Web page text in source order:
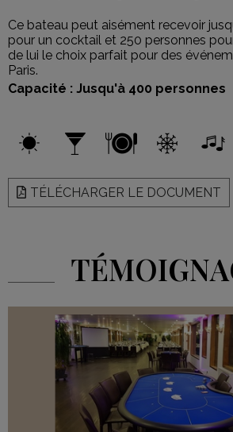
Ce bateau peut aisément recevoir
pour un cocktail et 250 personnes
de lui le choix parfait pour des
Paris.
Capacité : Jusqu'à 400 personnes
TÉLÉCHARGER LE DOCUMENT